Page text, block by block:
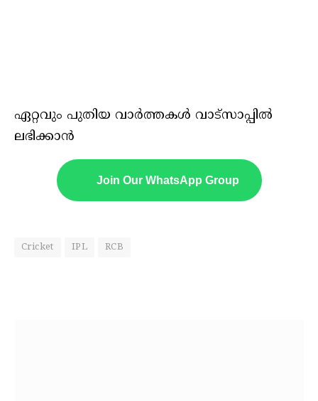
ഏറ്റവും പുതിയ വാർത്തകൾ വാട്സാപ്പിൽ
ലഭിക്കാൻ
Join Our WhatsApp Group
Cricket IPL RCB